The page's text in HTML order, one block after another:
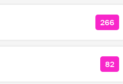
266
82